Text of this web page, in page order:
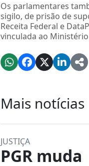
Os parlamentares
sigilo, de prisão de
Receita Federal e
vinculada ao
Mais notícias
JUSTIÇA
PGR muda